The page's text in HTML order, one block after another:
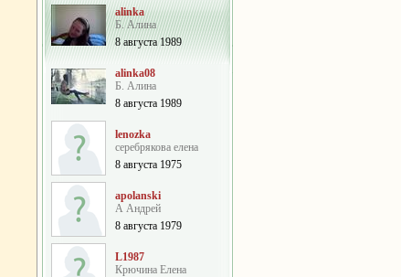
alinka
Б. Алина
8 августа 1989
alinka08
Б. Алина
8 августа 1989
lenozka
серебрякова елена
8 августа 1975
apolanski
А Андрей
8 августа 1979
L1987
Крючина Елена